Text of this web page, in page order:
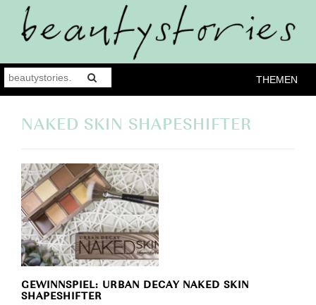
THEMEN
NAKED SKIN SHAPESHIFTER
GEWINNSPIEL: URBAN DECAY NAKED SKIN
SHAPESHIFTER